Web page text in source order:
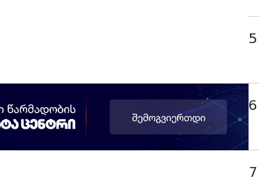
5
6
7